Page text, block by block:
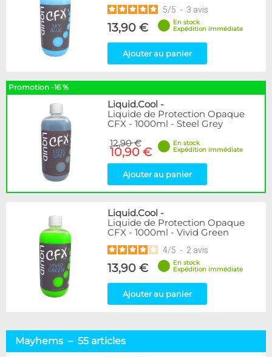
5/5 - 3 avis
13,90 €
En stock
Expédition immédiate
Ajouter au panier
Promotion -16 %
Liquid.Cool -
Liquide de Protection Opaque
CFX - 1000ml - Steel Grey
12,90 €
10,90 €
En stock
Expédition immédiate
Ajouter au panier
Liquid.Cool -
Liquide de Protection Opaque
CFX - 1000ml - Vivid Green
4/5 - 2 avis
13,90 €
En stock
Expédition immédiate
Ajouter au panier
Mayhems – 55 articles